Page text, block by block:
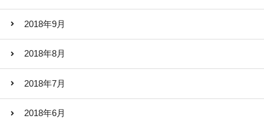
2018年9月
2018年8月
2018年7月
2018年6月